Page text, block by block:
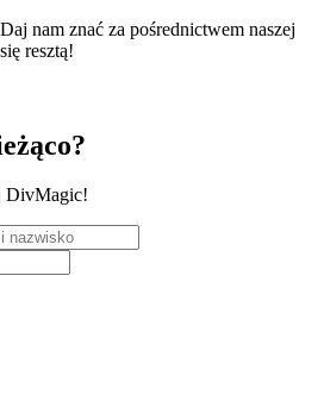
nam znać za pośrednictwem naszej
resztą!
DivMagic!